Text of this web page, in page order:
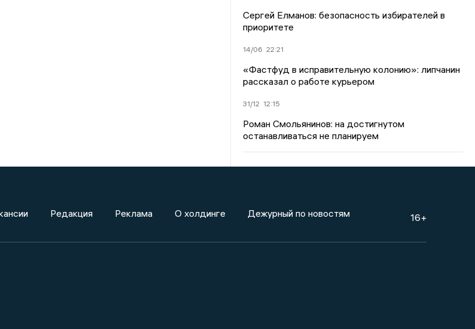
Сергей Елманов: безопасность избирателей в
приоритете
14/06 22:21
«Фастфуд в исправительную колонию»: липчанин
рассказал о работе курьером
31/12 12:15
Роман Смольянинов: на достигнутом
останавливаться не планируем
Редакция Реклама О холдинге Дежурный по новостям 16+